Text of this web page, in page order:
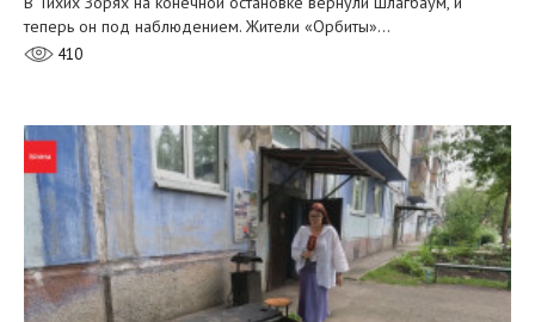
теперь он под наблюдением. Жители «Орбиты»…
410